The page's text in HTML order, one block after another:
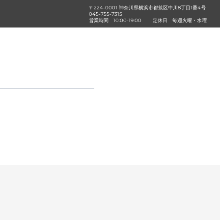
〒224-0001 神奈川県横浜市都筑区中川8丁目1番4号
045-755-7315
営業時間
10:00-19:00 定休日 毎週火曜・水曜